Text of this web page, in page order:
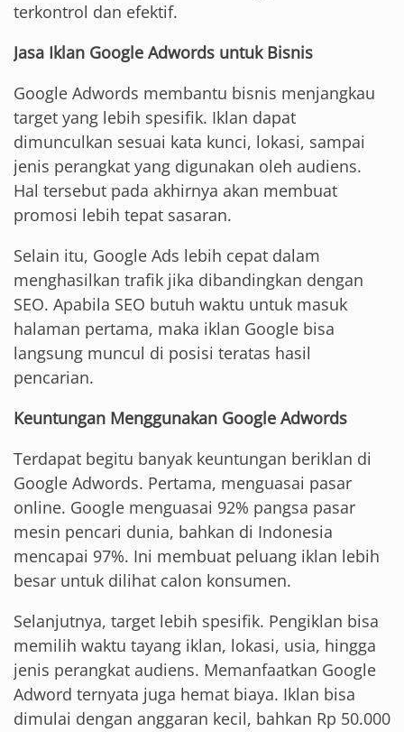
terkontrol dan efektif.
Jasa Iklan Google Adwords untuk Bisnis
Google Adwords membantu bisnis menjangkau
target yang lebih spesifik. Iklan dapat
dimunculkan sesuai kata kunci, lokasi, sampai
jenis perangkat yang digunakan oleh audiens.
Hal tersebut pada akhirnya akan membuat
promosi lebih tepat sasaran.
Selain itu, Google Ads lebih cepat dalam
menghasilkan trafik jika dibandingkan dengan
SEO. Apabila SEO butuh waktu untuk masuk
halaman pertama, maka iklan Google bisa
langsung muncul di posisi teratas hasil
pencarian.
Keuntungan Menggunakan Google Adwords
Terdapat begitu banyak keuntungan beriklan di
Google Adwords. Pertama, menguasai pasar
online. Google menguasai 92% pangsa pasar
mesin pencari dunia, bahkan di Indonesia
mencapai 97%. Ini membuat peluang iklan lebih
besar untuk dilihat calon konsumen.
Selanjutnya, target lebih spesifik. Pengiklan bisa
memilih waktu tayang iklan, lokasi, usia, hingga
jenis perangkat audiens. Memanfaatkan Google
Adword ternyata juga hemat biaya. Iklan bisa
dimulai dengan anggaran kecil, bahkan Rp 50.000